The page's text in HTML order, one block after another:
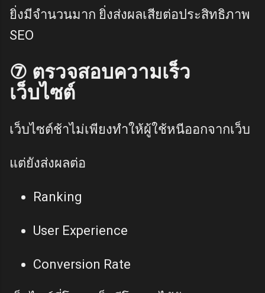
ยิ่งมีจำนวนมาก ยิ่งส่งผลเสียต่อประสิทธิภาพ
SEO
⑦ ตรวจสอบความเร็ว
เว็บไซต์
เว็บไซต์ช้าไม่เพียงทำให้ผู้ใช้หนีออกจากเว็บ
แต่ยังส่งผลต่อ
Ranking
User Experience
Conversion Rate